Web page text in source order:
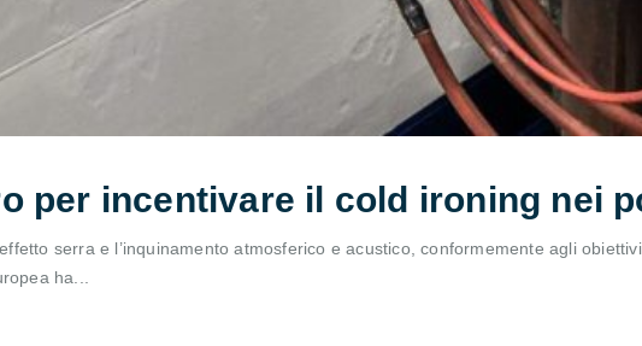
per incentivare il cold ironing nei
serra e l’inquinamento atmosferico e acustico, conformemente agli
ha...